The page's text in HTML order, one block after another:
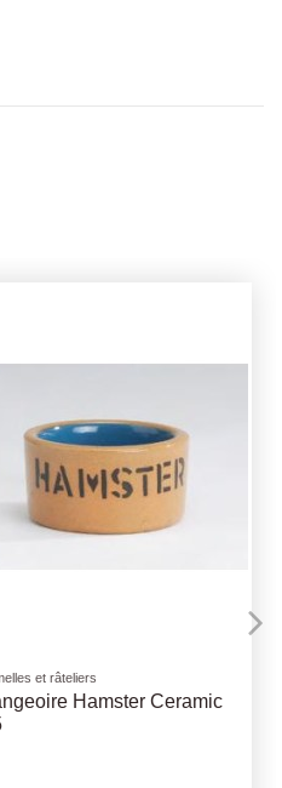
Laisses et harnais
HARNAIS + LAISSE RATS
12-18cm 120cm